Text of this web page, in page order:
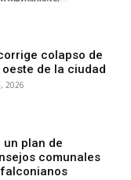
colapso de
de la ciudad
2026
un plan de
comunales